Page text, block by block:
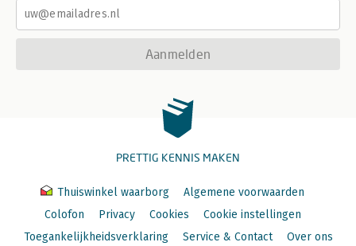
Aanmelden
PRETTIG KENNIS MAKEN
Thuiswinkel waarborg
Algemene voorwaarden
Colofon
Privacy Cookies
Cookie instellingen
Toegankelijkheidsverklaring
Service & Contact Over ons